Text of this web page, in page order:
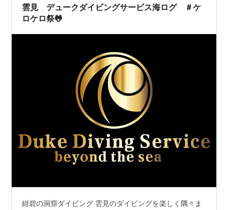
ャクが 綺麗✨ ピザみたいなイソギンチャク！（笑） 縁…
雲見 デュークダイビングサービス海ログ ＃ケ
ロケロ祭🐸
紺碧の洞窟ダイビング 雲見のダイビングを楽しく隅々ま